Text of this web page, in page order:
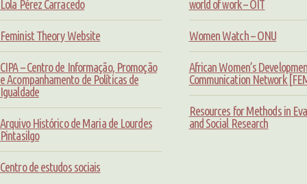
Lola Pérez Carracedo
Feminist Theory Website
CIPA – Centro de Informação, Promoção
e Acompanhamento de Políticas de
Igualdade
Arquivo Histórico de Maria de Lourdes
Pintasilgo
Centro de estudos sociais
world of work – OIT
Women Watch – ONU
African Women’s
Communication Network
Resources for Methods in
and Social Research